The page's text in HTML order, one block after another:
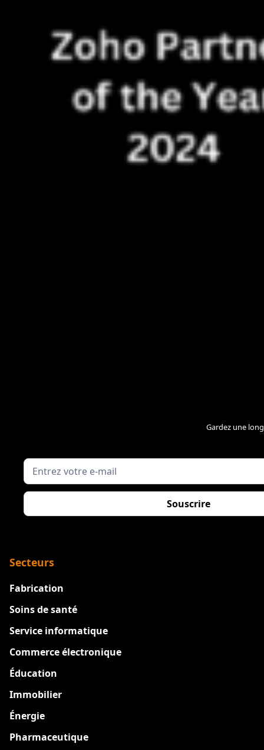
Gardez une
Secteurs
Fabrication
Soins de santé
Service informatique
Commerce électronique
Éducation
Immobilier
Énergie
Pharmaceutique